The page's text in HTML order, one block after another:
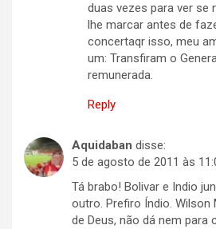
duas vezes para ver se
lhe marcar antes de
concertaqr isso, meu
um: Transfiram o
remunerada.
Reply
Aquidaban disse:
5 de agosto de 2011 às
Tá brabo! Bolivar e Indio
outro. Prefiro Índio. Wilson
de Deus, não dá nem para